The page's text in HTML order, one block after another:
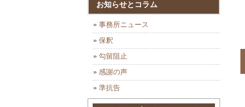
お知らせとコラム
事務所ニュース
保釈
勾留阻止
感謝の声
準抗告